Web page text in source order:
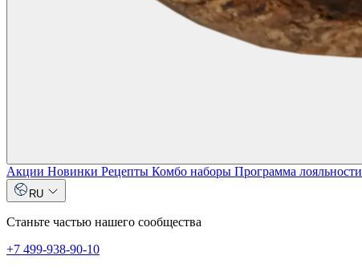
Акции Новинки Рецепты Комбо наборы Программа лояльности
RU
Станьте частью нашего сообщества
+7 499-938-90-10